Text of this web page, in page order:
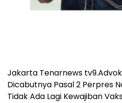
Jakarta Tenarnews
Dicabutnya Pasal 2 Perpres
Tidak Ada Lagi Kewajiban